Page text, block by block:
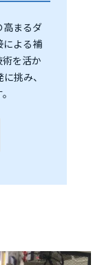
高まるダ
による補
を活か
挑み、